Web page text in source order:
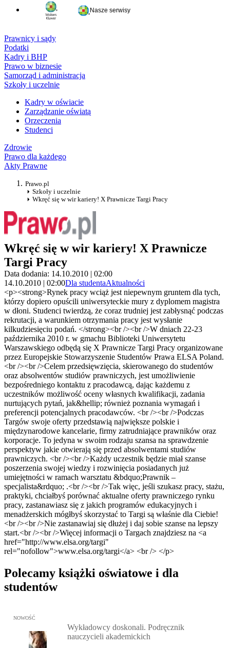
Nasze serwisy
Prawnicy i sądy
Podatki
Kadry i BHP
Prawo w biznesie
Samorząd i administracja
Szkoły i uczelnie
Kadry w oświacie
Zarządzanie oświatą
Orzeczenia
Studenci
Zdrowie
Prawo dla każdego
Akty Prawne
Prawo.pl
Szkoły i uczelnie
Wkręć się w wir kariery! X Prawnicze Targi Pracy
Wkręć się w wir kariery! X Prawnicze
Targi Pracy
Data dodania: 14.10.2010 | 02:00
14.10.2010 | 02:00Dla studentaAktualności
<p><strong>Rynek pracy wciąż jest niepewnym gruntem dla tych,
którzy dopiero opuścili uniwersyteckie mury z dyplomem magistra
w dłoni. Studenci twierdzą, że coraz trudniej jest zabłysnąć podczas
rekrutacji, a warunkiem otrzymania pracy jest wysłanie
kilkudziesięciu podań. </strong><br /><br />W dniach 22-23
października 2010 r. w gmachu Biblioteki Uniwersytetu
Warszawskiego odbędą się X Prawnicze Targi Pracy organizowane
przez Europejskie Stowarzyszenie Studentów Prawa ELSA Poland.
<br /><br />Celem przedsięwzięcia, skierowanego do studentów
oraz absolwentów studiów prawniczych, jest umożliwienie
bezpośredniego kontaktu z pracodawcą, dając każdemu z
uczestników możliwość oceny własnych kwalifikacji, zadania
nurtujących pytań, jak&hellip; również poznania wymagań i
preferencji potencjalnych pracodawców. <br /><br />Podczas
Targów swoje oferty przedstawią największe polskie i
międzynarodowe kancelarie, firmy zatrudniające prawników oraz
korporacje. To jedyna w swoim rodzaju szansa na sprawdzenie
perspektyw jakie otwierają się przed absolwentami studiów
prawniczych. <br /><br />Każdy uczestnik będzie miał szanse
poszerzenia swojej wiedzy i rozwinięcia posiadanych już
umiejętności w ramach warsztatu &bdquo;Prawnik –
specjalista&rdquo; .<br /><br />Tak więc, jeśli szukasz pracy, stażu,
praktyki, chciałbyś porównać aktualne oferty prawniczego rynku
pracy, zastanawiasz się z jakich programów edukacyjnych i
menadżerskich mógłbyś skorzystać to Targi są właśnie dla Ciebie!
<br /><br />Nie zastanawiaj się dłużej i daj sobie szanse na lepszy
start.<br /><br />Więcej informacji o Targach znajdziesz na <a
href="http://www.elsa.org/targi"
rel="nofollow">www.elsa.org/targi</a> <br /> </p>
Polecamy książki oświatowe i dla
studentów
Przejdź do: Wykładowcy doskonali. Podręcznik nauczycieli
NOWOŚĆ
Wykładowcy doskonali. Podręcznik
nauczycieli akademickich